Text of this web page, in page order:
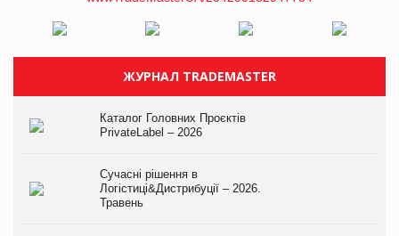
ЖУРНАЛ TRADEMASTER
Каталог Головних Проєктів
PrivateLabel – 2026
Сучасні рішення в
Логістиці&Дистрибуції – 2026.
Травень